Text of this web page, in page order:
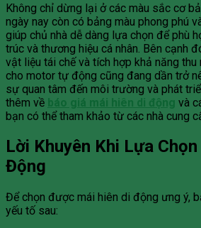
Không chỉ dừng lại ở các màu sắc cơ
ngày nay còn có bảng màu phong phú
giúp chủ nhà dễ dàng lựa chọn để phù
trúc và thương hiệu cá nhân. Bên cạnh
vật liệu tái chế và tích hợp khả năng
cho motor tự động cũng đang dần trở
sự quan tâm đến môi trường và phát
thêm về báo giá mái hiên di động và
bạn có thể tham khảo từ các nhà cung
Lời Khuyên Khi Lựa
Động
Để chọn được mái hiên di động ưng ý,
yếu tố sau: